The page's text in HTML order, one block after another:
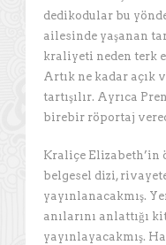
dedikodular bu
ailesinde yaşanan
kraliyeti neden terk
Artık ne kadar açık
tartışılır. Ayrıca
birebir röportaj
Kraliçe Elizabeth’in
belgesel dizi,
yayınlanacakmış.
anılarını anlattığı
yayınlayacakmış.